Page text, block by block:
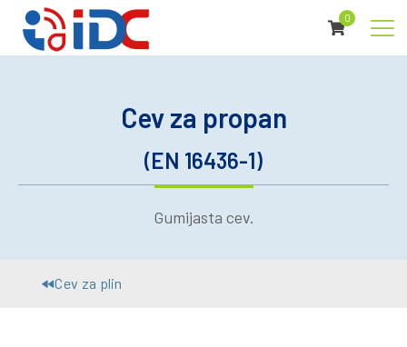
0
Cev za propan
(EN 16436-1)
Gumijasta cev.
Cev za plin